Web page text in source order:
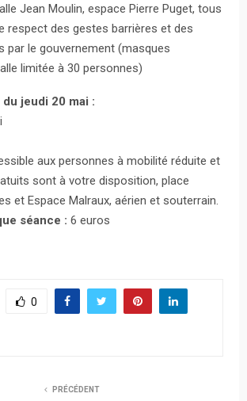
Jean Moulin, espace Pierre Puget, tous
respect des gestes barrières et des
par le gouvernement (masques
limitée à 30 personnes)
jeudi 20 mai :
aux personnes à mobilité réduite et
sont à votre disposition, place
et Espace Malraux, aérien et souterrain.
séance : 6 euros
0
PRÉCÉDENT